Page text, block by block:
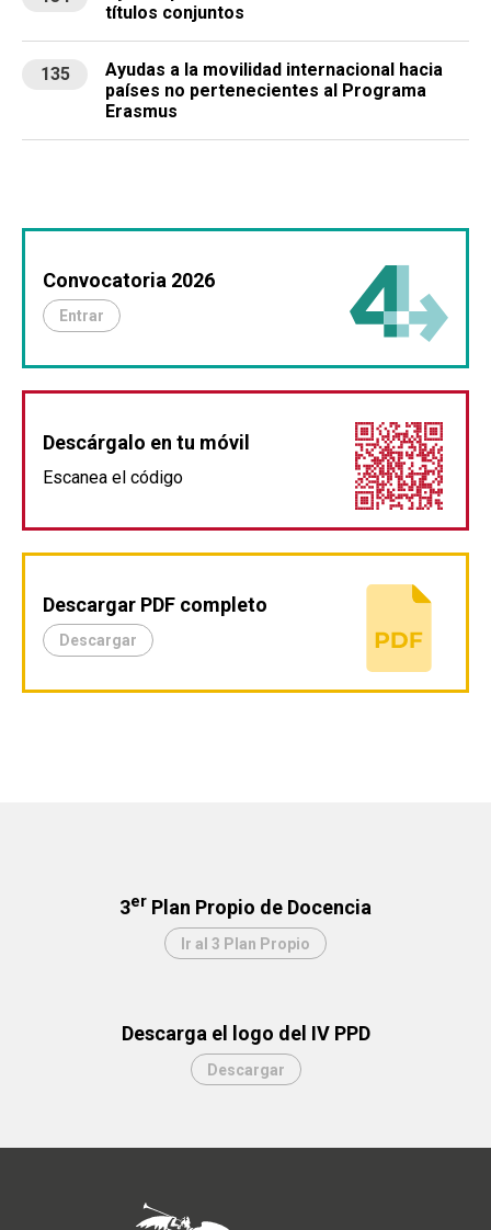
títulos conjuntos
135
Ayudas a la movilidad internacional hacia
países no pertenecientes al Programa
Erasmus
Convocatoria 2026
Entrar
Descárgalo en tu móvil
Escanea el código
Descargar PDF completo
Descargar
3er Plan Propio de Docencia
Ir al 3 Plan Propio
Descarga el logo del IV PPD
Descargar